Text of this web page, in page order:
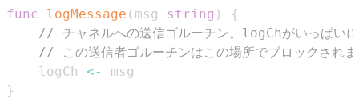
func logMessage ( msg string )
{
// チャネルへの送信ゴルーチン。logChがいっぱい
// この送信者ゴルーチンはこの場所でブロックされ
	logCh
<-
}